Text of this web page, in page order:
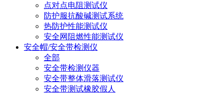
点对点电阻测试仪
防护服抗酸碱测试系统
热防护性能测试仪
安全网阻燃性能测试仪
安全帽/安全带检测仪
全部
安全带检测仪器
安全带整体滑落测试仪
安全带测试橡胶假人